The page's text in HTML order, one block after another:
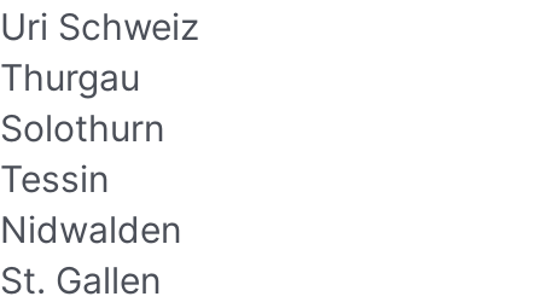
Uri Schweiz
Thurgau
Solothurn
Tessin
Nidwalden
St. Gallen